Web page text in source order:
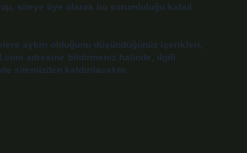
siteye üye olarak bu sorumluluğu kabul
aykırı olduğunu düşündüğünüz içerikleri,
adresine bildirmeniz halinde, ilgili
sitemizden kaldırılacaktır.